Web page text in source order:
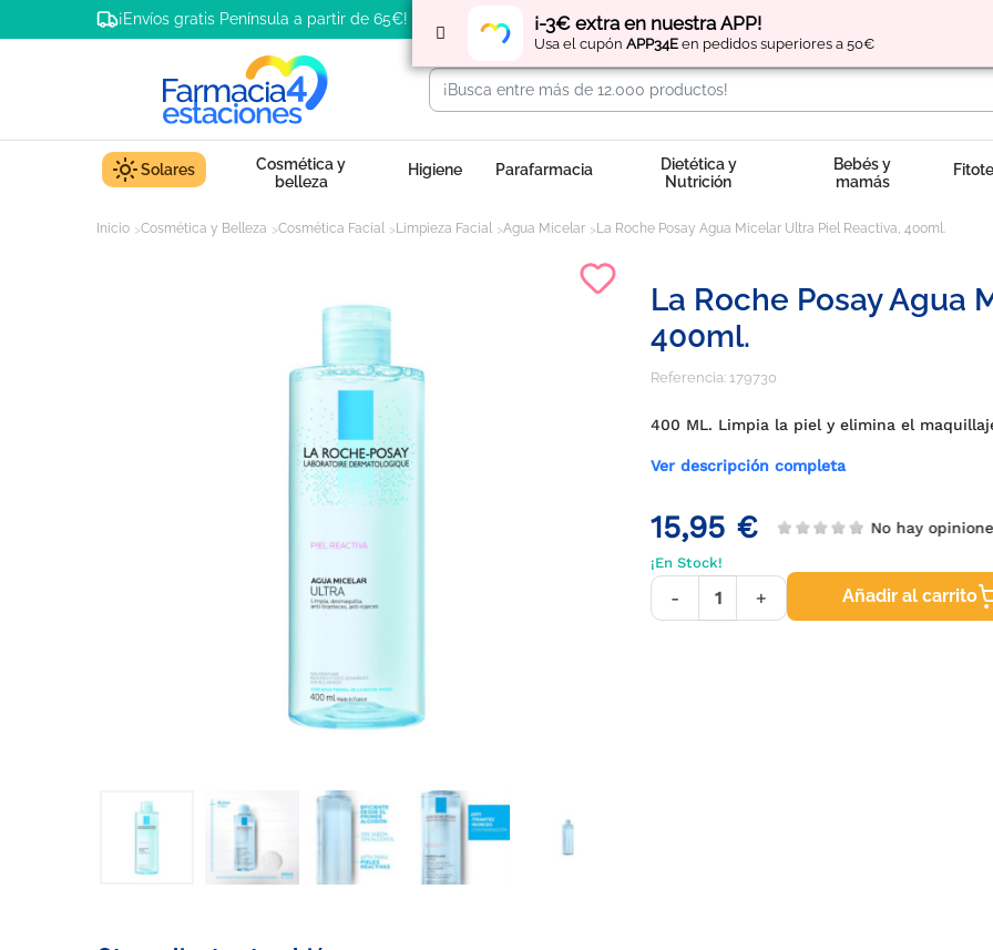
¡-3€ extra en nuestra APP!
Usa el cupón APP34E en pedidos superiores a 50€
¡Envíos gratis Península a partir de 65€! Regístratey obtén
Solares
Cosmética y
belleza
Higiene Parafarmacia
Dietética y
Nutrición
Bebés y
mamás
Inicio Cosmética y Belleza Cosmética Facial Limpieza Facial Agua Micelar La Roche Posay Agua Micelar Ultra Piel Reactiva, 400ml.
La Roche Posay Agua
400ml.
Referencia: 179730
400 ML. Limpia la piel y elimina el
Ver descripción completa
15,95 € No hay
¡En Stock!
- + Añadir al carrito